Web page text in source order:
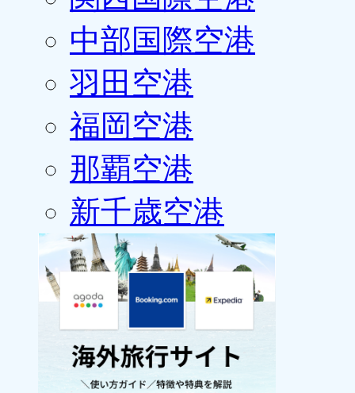
中部国際空港
羽田空港
福岡空港
那覇空港
新千歳空港